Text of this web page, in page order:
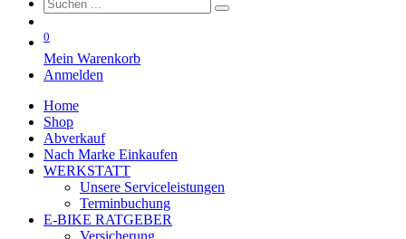
0
Mein Warenkorb
Anmelden
Home
Shop
Abverkauf
Nach Marke Einkaufen
WERKSTATT
Unsere Serviceleistungen
Terminbuchung
E-BIKE RATGEBER
Versicherung